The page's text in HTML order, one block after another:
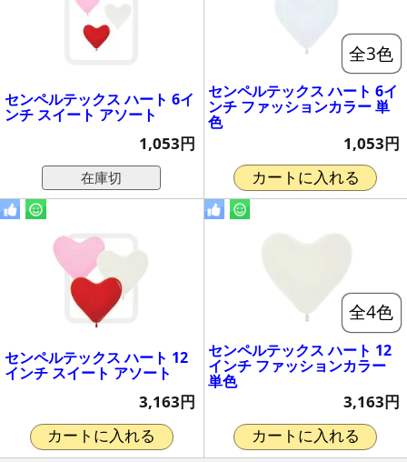
センペルテックス ハート 6イ
ンチ スイート アソート
1,053円
在庫切
全3色
センペルテックス ハート 6イ
ンチ ファッションカラー 単
色
1,053円
カートに入れる
センペルテックス ハート 12
インチ スイート アソート
3,163円
カートに入れる
全4色
センペルテックス ハート 12
インチ ファッションカラー
単色
3,163円
カートに入れる